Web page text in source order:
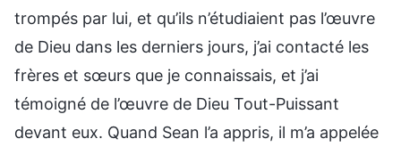
trompés par lui, et qu’ils n’étudiaient pas l’œuvre
de Dieu dans les derniers jours, j’ai contacté les
frères et sœurs que je connaissais, et j’ai
témoigné de l’œuvre de Dieu Tout-Puissant
devant eux. Quand Sean l’a appris, il m’a appelée